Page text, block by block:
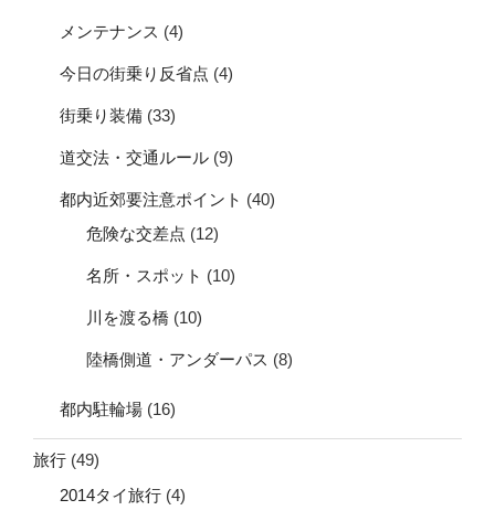
メンテナンス (4)
今日の街乗り反省点 (4)
街乗り装備 (33)
道交法・交通ルール (9)
都内近郊要注意ポイント (40)
危険な交差点 (12)
名所・スポット (10)
川を渡る橋 (10)
陸橋側道・アンダーパス (8)
都内駐輪場 (16)
旅行 (49)
2014タイ旅行 (4)